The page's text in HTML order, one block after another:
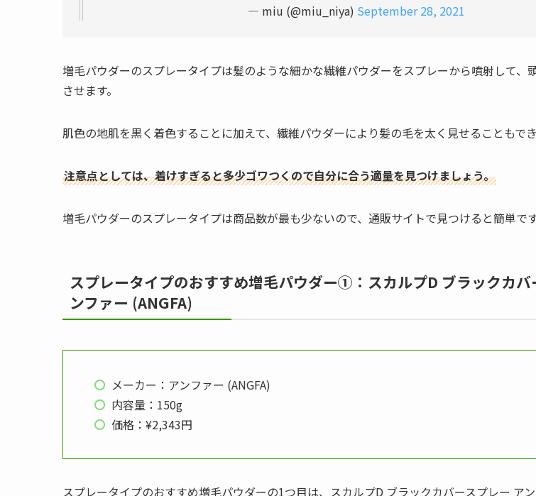
— miu (@miu_niya) September 28, 2021
増毛パウダーのスプレータイプは髪のような細かな繊維パウダーをスプレーから噴射して、
させます。
肌色の地肌を黒く着色することに加えて、繊維パウダーにより髪の毛を太く見せることもでき
注意点としては、着けすぎると多少ゴワつくので自分に合う適量を見つけましょう。
増毛パウダーのスプレータイプは商品数が最も少ないので、通販サイトで見つけると簡単です
スプレータイプのおすすめ増毛パウダー①：スカルプD ブラックカバ
ンファー (ANGFA)
メーカー：アンファー (ANGFA)
内容量：150g
価格：¥2,343円
スプレータイプのおすすめ増毛パウダーの1つ目は、スカルプD ブラックカバースプレー ア